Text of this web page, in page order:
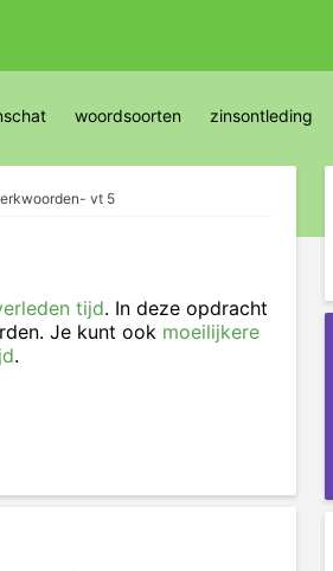
woordsoorten zinsontleding
vt 5
tijd. In deze opdracht
Je kunt ook moeilijkere
.